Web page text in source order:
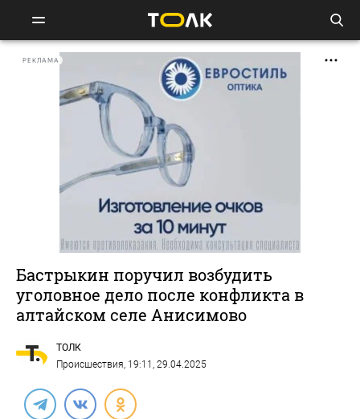
РЕКЛАМА
Бастрыкин поручил возбудить
уголовное дело после конфликта в
алтайском селе Анисимово
ТОЛК
Происшествия, 19:11, 29.04.2025